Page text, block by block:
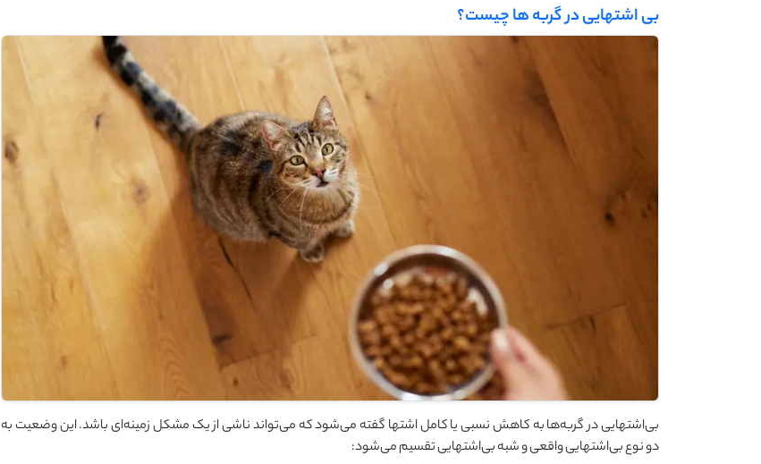
بی ‌اشتهایی در گربه ‌ها چیست؟
بی‌اشتهایی در گربه‌ها به کاهش نسبی یا کامل اشتها گفته می‌شود که می‌تواند ناشی از یک مشکل زمینه‌ای باشد. این وضعیت به
دو نوع بی‌اشتهایی واقعی و شبه بی‌اشتهایی تقسیم می‌شود: